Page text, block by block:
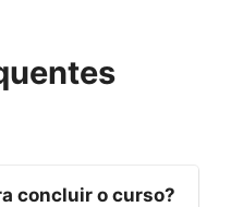
concluir o curso?